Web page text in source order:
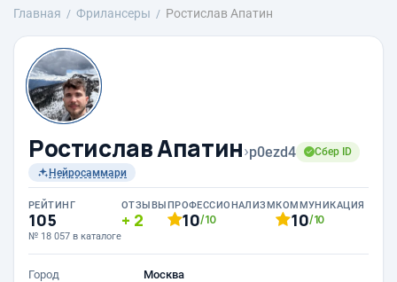
Главная Фрилансеры Ростислав Апатин
Ростислав Апатин›p0ezd4
Сбер ID
Нейросаммари
РЕЙТИНГ
105
№ 18 057 в каталоге
ОТЗЫВЫ
2
ПРОФЕССИОНАЛИЗМ
10/10
КОММУНИКАЦИЯ
10/10
Город
Москва